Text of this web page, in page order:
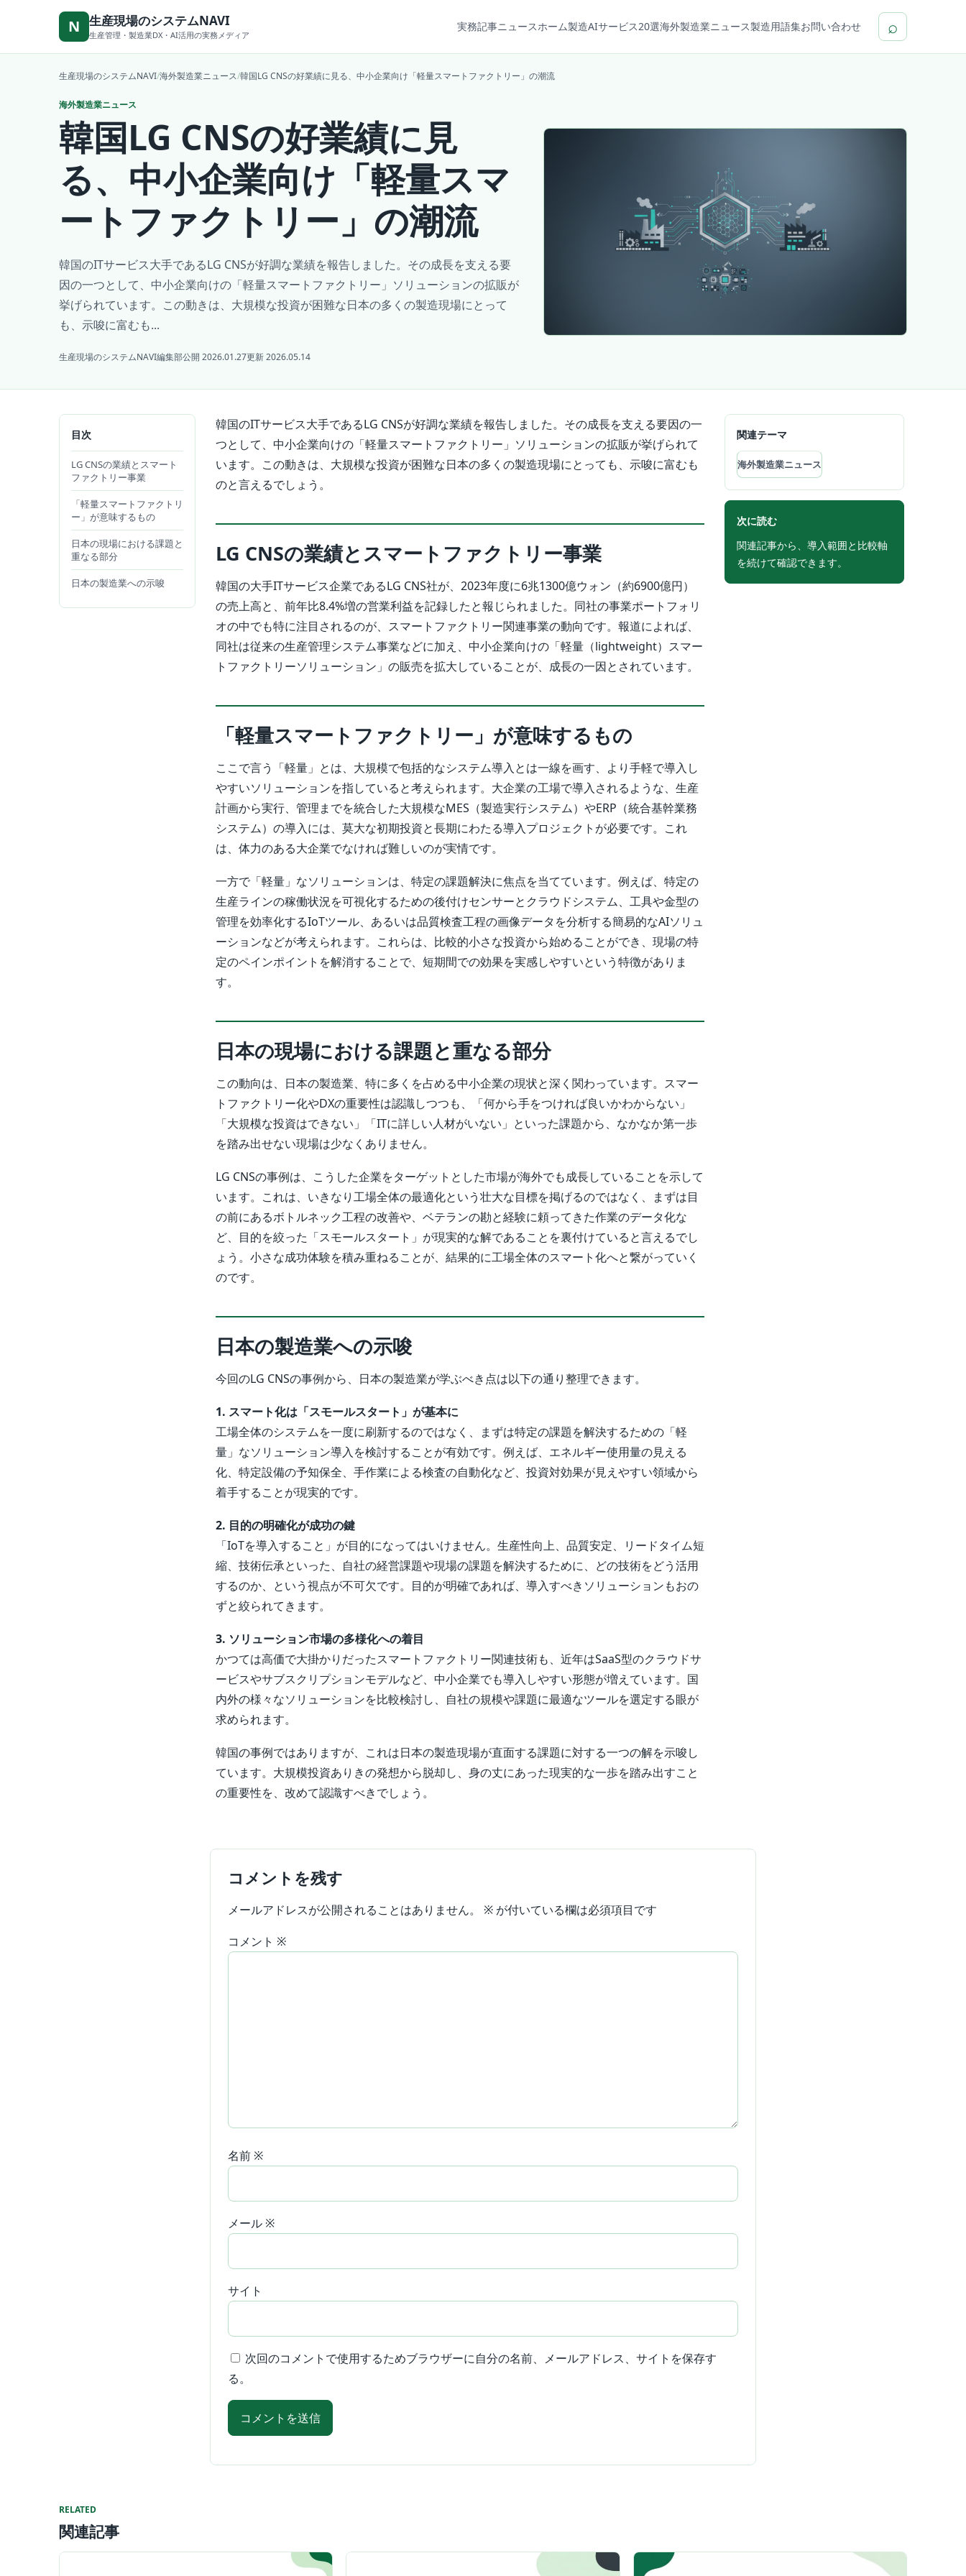
N 生産現場のシステムNAVI
生産管理・製造業DX・AI活用の実務メディア
実務記事ニュースホーム製造AIサービス20選海外製造業ニュース製造用語集お問い合わせ ⌕
生産現場のシステムNAVI/海外製造業ニュース/韓国LG CNSの好業績に見る、中小企業向け「軽量スマートファクトリー」の潮流
海外製造業ニュース
韓国LG CNSの好業績に見
る、中小企業向け「軽量スマ
ートファクトリー」の潮流
韓国のITサービス大手であるLG CNSが好調な業績を報告しました。その成長を支える要
因の一つとして、中小企業向けの「軽量スマートファクトリー」ソリューションの拡販が
挙げられています。この動きは、大規模な投資が困難な日本の多くの製造現場にとって
も、示唆に富むも...
生産現場のシステムNAVI編集部公開 2026.01.27更新 2026.05.14
目次
LG CNSの業績とスマート
ファクトリー事業
「軽量スマートファクトリ
ー」が意味するもの
日本の現場における課題と
重なる部分
日本の製造業への示唆
韓国のITサービス大手であるLG CNSが好調な業績を報告しました。その成長を支える要因の一
つとして、中小企業向けの「軽量スマートファクトリー」ソリューションの拡販が挙げられて
います。この動きは、大規模な投資が困難な日本の多くの製造現場にとっても、示唆に富むも
のと言えるでしょう。
LG CNSの業績とスマートファクトリー事業
韓国の大手ITサービス企業であるLG CNS社が、2023年度に6兆1300億ウォン（約6900億円）
の売上高と、前年比8.4%増の営業利益を記録したと報じられました。同社の事業ポートフォリ
オの中でも特に注目されるのが、スマートファクトリー関連事業の動向です。報道によれば、
同社は従来の生産管理システム事業などに加え、中小企業向けの「軽量（lightweight）スマー
トファクトリーソリューション」の販売を拡大していることが、成長の一因とされています。
「軽量スマートファクトリー」が意味するもの
ここで言う「軽量」とは、大規模で包括的なシステム導入とは一線を画す、より手軽で導入し
やすいソリューションを指していると考えられます。大企業の工場で導入されるような、生産
計画から実行、管理までを統合した大規模なMES（製造実行システム）やERP（統合基幹業務
システム）の導入には、莫大な初期投資と長期にわたる導入プロジェクトが必要です。これ
は、体力のある大企業でなければ難しいのが実情です。
一方で「軽量」なソリューションは、特定の課題解決に焦点を当てています。例えば、特定の
生産ラインの稼働状況を可視化するための後付けセンサーとクラウドシステム、工具や金型の
管理を効率化するIoTツール、あるいは品質検査工程の画像データを分析する簡易的なAIソリュ
ーションなどが考えられます。これらは、比較的小さな投資から始めることができ、現場の特
定のペインポイントを解消することで、短期間での効果を実感しやすいという特徴がありま
す。
日本の現場における課題と重なる部分
この動向は、日本の製造業、特に多くを占める中小企業の現状と深く関わっています。スマー
トファクトリー化やDXの重要性は認識しつつも、「何から手をつければ良いかわからない」
「大規模な投資はできない」「ITに詳しい人材がいない」といった課題から、なかなか第一歩
を踏み出せない現場は少なくありません。
LG CNSの事例は、こうした企業をターゲットとした市場が海外でも成長していることを示して
います。これは、いきなり工場全体の最適化という壮大な目標を掲げるのではなく、まずは目
の前にあるボトルネック工程の改善や、ベテランの勘と経験に頼ってきた作業のデータ化な
ど、目的を絞った「スモールスタート」が現実的な解であることを裏付けていると言えるでし
ょう。小さな成功体験を積み重ねることが、結果的に工場全体のスマート化へと繋がっていく
のです。
日本の製造業への示唆
今回のLG CNSの事例から、日本の製造業が学ぶべき点は以下の通り整理できます。
1. スマート化は「スモールスタート」が基本に
工場全体のシステムを一度に刷新するのではなく、まずは特定の課題を解決するための「軽
量」なソリューション導入を検討することが有効です。例えば、エネルギー使用量の見える
化、特定設備の予知保全、手作業による検査の自動化など、投資対効果が見えやすい領域から
着手することが現実的です。
2. 目的の明確化が成功の鍵
「IoTを導入すること」が目的になってはいけません。生産性向上、品質安定、リードタイム短
縮、技術伝承といった、自社の経営課題や現場の課題を解決するために、どの技術をどう活用
するのか、という視点が不可欠です。目的が明確であれば、導入すべきソリューションもおの
ずと絞られてきます。
3. ソリューション市場の多様化への着目
かつては高価で大掛かりだったスマートファクトリー関連技術も、近年はSaaS型のクラウドサ
ービスやサブスクリプションモデルなど、中小企業でも導入しやすい形態が増えています。国
内外の様々なソリューションを比較検討し、自社の規模や課題に最適なツールを選定する眼が
求められます。
韓国の事例ではありますが、これは日本の製造現場が直面する課題に対する一つの解を示唆し
ています。大規模投資ありきの発想から脱却し、身の丈にあった現実的な一歩を踏み出すこと
の重要性を、改めて認識すべきでしょう。
関連テーマ
海外製造業ニュース
次に読む
関連記事から、導入範囲と比較軸
を続けて確認できます。
コメントを残す
メールアドレスが公開されることはありません。 ※ が付いている欄は必須項目です
コメント ※
名前 ※
メール ※
サイト
次回のコメントで使用するためブラウザーに自分の名前、メールアドレス、サイトを保存す
る。
RELATED
関連記事